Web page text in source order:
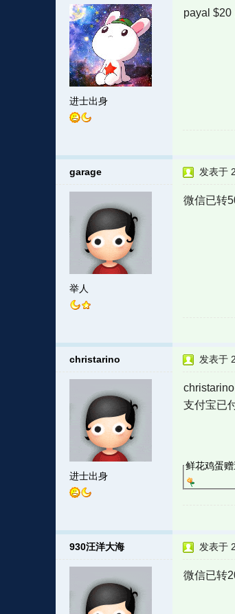
进士出身
payal $20
garage
举人
发表于
微信已转
christarino
进士出身
发表于
christarino
支付宝已
鲜花鸡蛋
930汪洋大海 发表于
微信已转